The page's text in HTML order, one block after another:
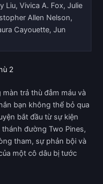
Liu, Vivica A. Fox, Julie
Allen Nelson,
Cayouette, Jun
2
trả thù đẫm máu và
bạn không thể bỏ qua
bắt đầu từ sự kiện
đường Two Pines,
tham, sự phản bội và
một cô dâu bị tước